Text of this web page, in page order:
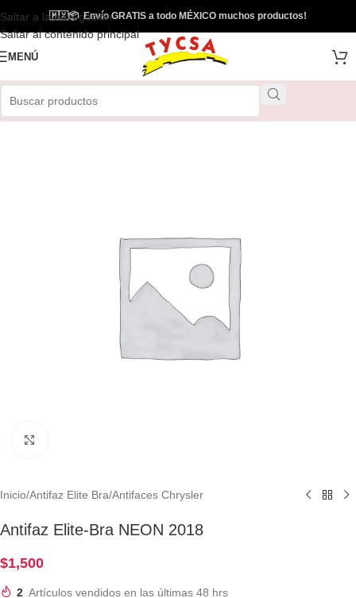
Saltar a la navegación
Saltar al contenido principal
🇲🇽📦Envío GRATIS a todo MÉXICO muchos productos!
MENÚ
Envío Gratis
Inicio/Antifaz Elite Bra/Antifaces Chrysler
Antifaz Elite-Bra NEON 2018
$1,500
2 Artículos vendidos en las últimas 48 hrs